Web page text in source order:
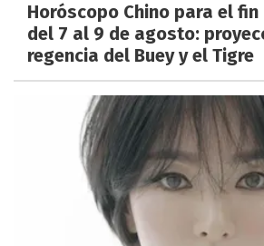
Horóscopo Chino para el fin
del 7 al 9 de agosto:
regencia del Buey y el Tigre